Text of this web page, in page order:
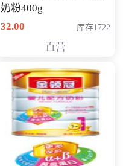
奶粉400g
32.00
库存1722
直营